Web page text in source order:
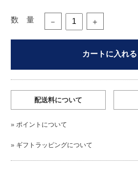
数 量 － ＋
カートに入れる
配送料について
» ポイントについて
» ギフトラッピングについて